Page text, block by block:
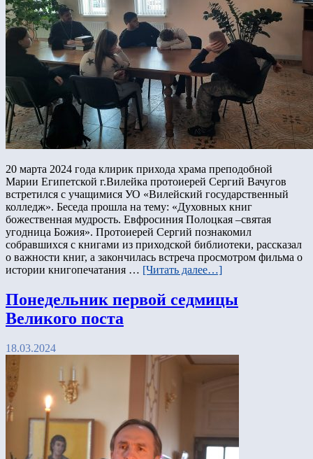
20 марта 2024 года клирик прихода храма преподобной
Марии Египетской г.Вилейка протоиерей Сергий Вачугов
встретился с учащимися УО «Вилейский государственный
колледж». Беседа прошла на тему: «Духовных книг
божественная мудрость. Евфросиния Полоцкая –святая
угодница Божия». Протоиерей Сергий познакомил
собравшихся с книгами из приходской библиотеки, рассказал
о важности книг, а закончилась встреча просмотром фильма о
истории книгопечатания … [Читать далее…]
Понедельник первой седмицы
Великого поста
18.03.2024